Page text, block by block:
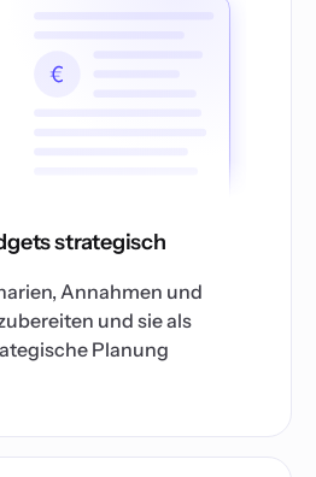
strategisch
Annahmen und
und sie als
Planung